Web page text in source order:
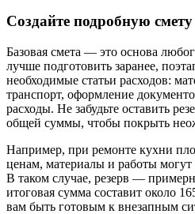
Создайте подробную смету
Базовая смета — это основа
лучше подготовить заранее,
необходимые статьи расходов:
транспорт, оформление
расходы. Не забудьте оставить
общей суммы, чтобы покрыть
Например, при ремонте кухни
ценам, материалы и работы могут
В таком случае, резерв —
итоговая сумма составит около
вам быть готовым к внезапным